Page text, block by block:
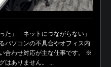
た」「ネットにつながらない」
パソコンの不具合やオフィス内
合わせ対応が主な仕事です。 ※
はありません。 ...